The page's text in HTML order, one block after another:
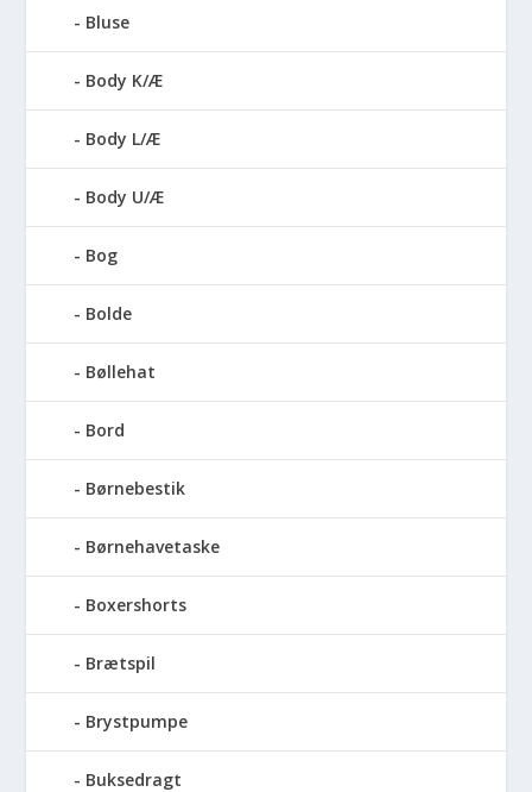
Bluse
Body K/Æ
Body L/Æ
Body U/Æ
Bog
Bolde
Bøllehat
Bord
Børnebestik
Børnehavetaske
Boxershorts
Brætspil
Brystpumpe
Buksedragt